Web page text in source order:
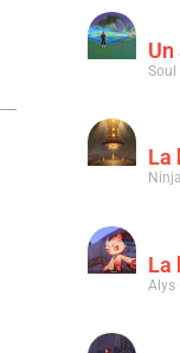
Soul
La
La
Alys